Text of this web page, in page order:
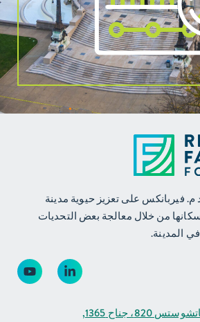
فيربانكس على تعزيز حيوية مدينة
سكانها من خلال معالجة بعض التحديات
المدينة.